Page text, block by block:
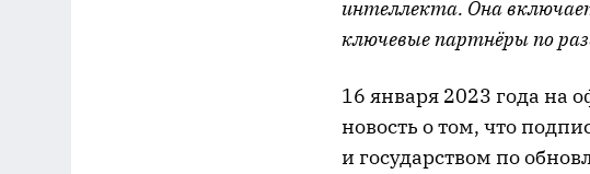
интеллекта. Она
ключевые партнёры по
16 января 2023 года на
новость о том, что
и государством по